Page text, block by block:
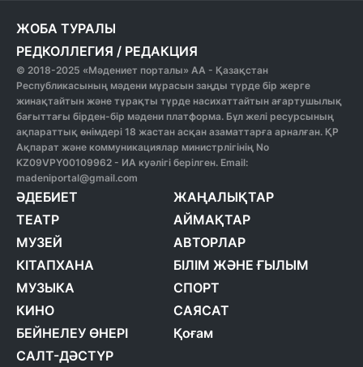
ЖОБА ТУРАЛЫ
РЕДКОЛЛЕГИЯ / РЕДАКЦИЯ
© 2018-2025 «Мәдениет порталы» АА - Қазақстан
Республикасының мәдени мұрасын заңды түрде бір жерге
жинақтайтын және тұрақты түрде насихаттайтын ағартушылық
бағыттағы бірден-бір мәдени платформа. Бұл желі ресурсының
ақпараттық өнімдері 18 жастан асқан азаматтарға арналған. ҚР
Ақпарат және коммуникациялар министрлігінің No
KZ09VPY00109962 - ИА куәлігі берілген. Email:
madeniportal@gmail.com
ӘДЕБИЕТ
ТЕАТР
МУЗЕЙ
КІТАПХАНА
МУЗЫКА
КИНО
БЕЙНЕЛЕУ ӨНЕРІ
САЛТ-ДӘСТҮР
ЖАҢАЛЫҚТАР
АЙМАҚТАР
АВТОРЛАР
БІЛІМ ЖӘНЕ ҒЫЛЫМ
СПОРТ
САЯСАТ
Қоғам